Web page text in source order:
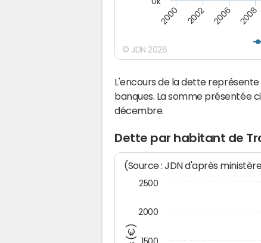
2000 2002 2006 2008
© JDN 2026
L'encours de la dette
banques. La somme présentée
décembre.
Dette par habitant de
(Source : JDN d'après
1500
2000
2500